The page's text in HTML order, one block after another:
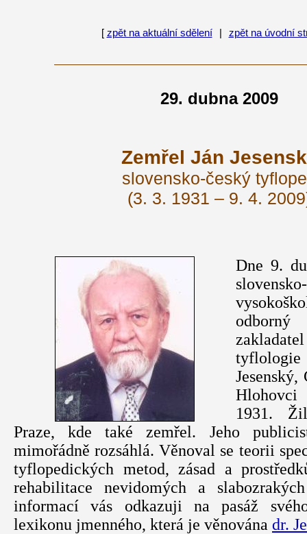
[ zpět na aktuální sdělení | zpět na úvodní
29. dubna 2009
Zemřel Ján
slovensko-český
(3. 3. 1931 – 9. 4.
Dne 9.
tyflologie
1931.
Praze, kde také zemřel. Jeho
mimořádně rozsáhlá. Věnoval se teorii
tyflopedických metod, zásad a
rehabilitace nevidomých a
informací vás odkazuji na pasáž
lexikonu jmenného, která je věnována dr.